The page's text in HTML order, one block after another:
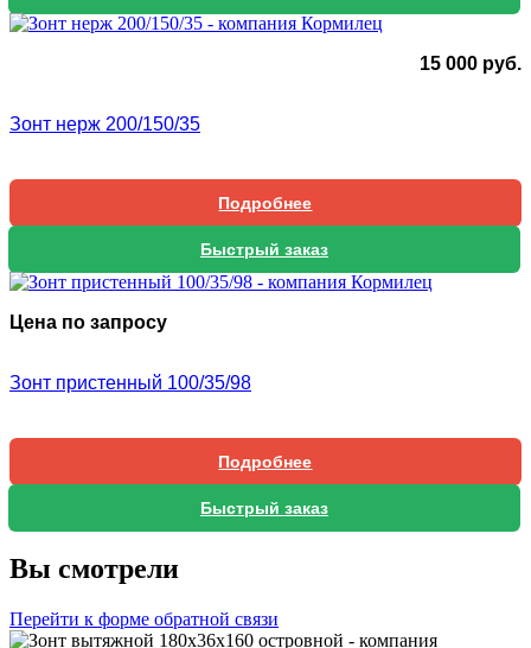
15 000 руб.
Зонт нерж 200/150/35
Подробнее
Быстрый заказ
Цена по запросу
Зонт пристенный 100/35/98
Подробнее
Быстрый заказ
Вы смотрели
Перейти к форме обратной связи